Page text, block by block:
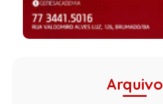
Arquivo